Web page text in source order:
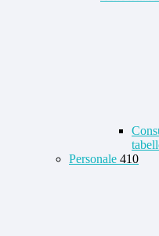
Personale 410